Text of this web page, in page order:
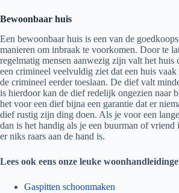
Bewoonbaar huis
Een bewoonbaar huis is een van de
manieren om inbraak te voorkomen. Door te
regelmatig mensen aanwezig zijn valt het
een crimineel veelvuldig ziet dat een huis
de crimineel eerder toeslaan. De dief valt
is hierdoor kan de dief redelijk ongezien naar
het voor een dief bijna een garantie dat er
dief rustig zijn ding doen. Als je voor een
dan is het handig als je een buurman of
er niks raars aan de hand is.
Lees ook eens onze leuke
Gaspitten schoonmaken